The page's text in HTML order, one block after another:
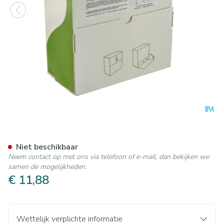
€ 11,88
Niet beschikbaar
Neem contact op met ons via telefoon of e-mail, dan bekijken we
samen de mogelijkheden.
Wettelijk verplichte informatie